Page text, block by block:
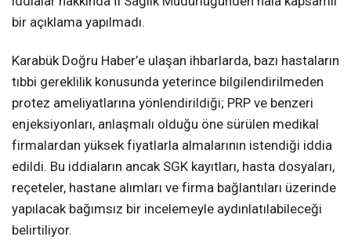
bir açıklama yapılmadı.
Karabük Doğru Haber’e ulaşan ihbarlarda, bazı hastaların
tıbbi gereklilik konusunda yeterince bilgilendirilmeden
protez ameliyatlarına yönlendirildiği; PRP ve benzeri
enjeksiyonları, anlaşmalı olduğu öne sürülen medikal
firmalardan yüksek fiyatlarla almalarının istendiği iddia
edildi. Bu iddiaların ancak SGK kayıtları, hasta dosyaları,
reçeteler, hastane alımları ve firma bağlantıları üzerinde
yapılacak bağımsız bir incelemeyle aydınlatılabileceği
belirtiliyor.